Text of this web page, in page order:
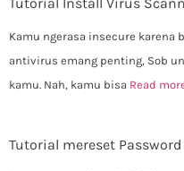
Kamu ngerasa insecure
antivirus emang penting, Sob
kamu. Nah, kamu bisa Read
Tutorial mereset